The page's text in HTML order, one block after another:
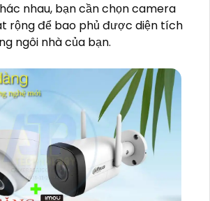
nhau, bạn cần chọn camera
rộng để bao phủ được diện tích
ngôi nhà của bạn.